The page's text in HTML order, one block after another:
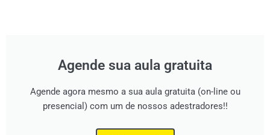
Agende sua aula gratuita
Agende agora mesmo a sua aula gratuita (on-line ou
presencial) com um de nossos adestradores!!